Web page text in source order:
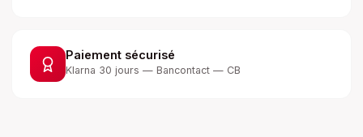
Paiement sécurisé
Klarna 30 jours — Bancontact — CB